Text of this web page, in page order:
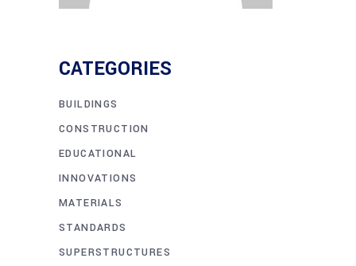
CATEGORIES
BUILDINGS
CONSTRUCTION
EDUCATIONAL
INNOVATIONS
MATERIALS
STANDARDS
SUPERSTRUCTURES